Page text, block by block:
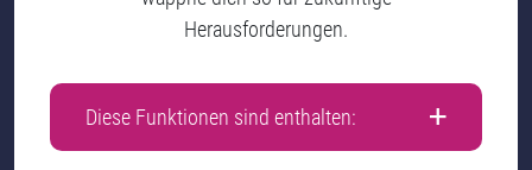
Herausforderungen.
Diese Funktionen sind enthalten: